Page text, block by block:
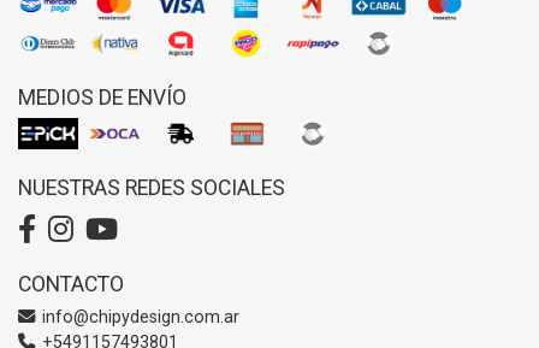
MEDIOS DE ENVÍO
NUESTRAS REDES SOCIALES
CONTACTO
info@chipydesign.com.ar
+5491157493801